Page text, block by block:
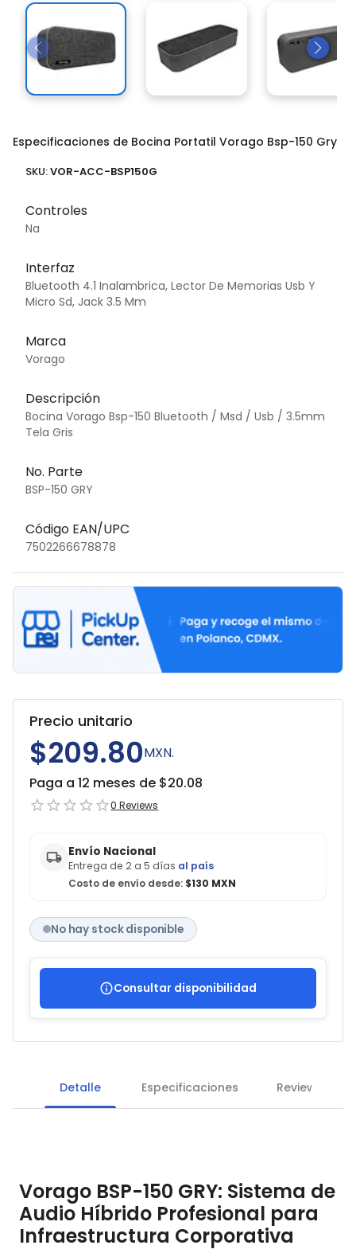
Especificaciones de Bocina Portatil Vorago Bsp-150 Gry
SKU:VOR-ACC-BSP150G
Controles
Na
Interfaz
Bluetooth 4.1 Inalambrica, Lector De Memorias Usb Y
Micro Sd, Jack 3.5 Mm
Marca
Vorago
Descripción
Bocina Vorago Bsp-150 Bluetooth / Msd / Usb / 3.5mm
Tela Gris
No. Parte
BSP-150 GRY
Código EAN/UPC
7502266678878
Precio unitario
$209.80MXN.
Paga a 12 meses de $20.08
0 Reviews
Envío Nacional
Entrega de 2 a 5 días al país
Costo de envío desde: $130 MXN
No hay stock disponible
Consultar disponibilidad
Detalle Especificaciones Reviews
Vorago BSP-150 GRY: Sistema de
Audio Híbrido Profesional para
Infraestructura Corporativa